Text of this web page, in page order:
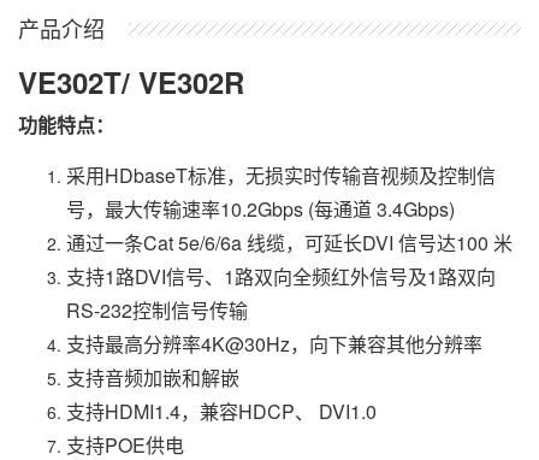
产品介绍
VE302T/ VE302R
功能特点：
采用HDbaseT标准，无损实时传输音视频及控制信
号，最大传输速率10.2Gbps (每通道 3.4Gbps)
通过一条Cat 5e/6/6a 线缆，可延长DVI 信号达100 米
支持1路DVI信号、1路双向全频红外信号及1路双向
RS-232控制信号传输
支持最高分辨率4K@30Hz，向下兼容其他分辨率
支持音频加嵌和解嵌
支持HDMI1.4，兼容HDCP、 DVI1.0
支持POE供电